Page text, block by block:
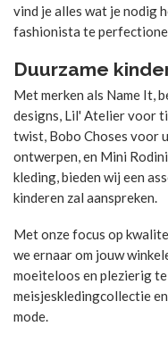
vind je alles wat je nodig
fashionista te
Duurzame
Met merken als Name It,
designs, Lil' Atelier voor
twist, Bobo Choses voor
ontwerpen, en Mini
kleding, bieden wij een
kinderen zal aanspreken.
Met onze focus op
we ernaar om jouw
moeiteloos en plezierig
meisjeskledingcollectie
mode.